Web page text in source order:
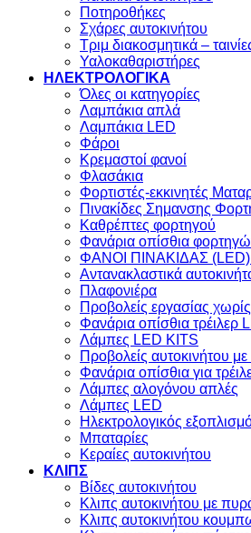
Ποτηροθήκες
Σχάρες αυτοκινήτου
Τριμ διακοσμητικά –
Υαλοκαθαριστήρες
ΗΛΕΚΤΡΟΛΟΓΙΚΑ
Όλες οι κατηγορίες
Λαμπάκια απλά
Λαμπάκια LED
Φάροι
Κρεμαστοί φανοί
Φλασάκια
Φορτιστές-εκκινητές
Πινακίδες Σημανσης
Kαθρέπτες φορτηγού
Φανάρια οπίσθια
ΦΑΝΟΙ ΠΙΝΑΚΙΔΑΣ (LED)
Aντανακλαστικά
Πλαφονιέρα
Προβολείς εργασίας
Φανάρια οπίσθια τρέιλερ
Λάμπες LED KITS
Προβολείς αυτοκινήτου
Φανάρια οπίσθια για
Λάμπες αλογόνου απλές
Λάμπες LED
Ηλεκτρολογικός
Μπαταρίες
Κεραίες αυτοκινήτου
ΚΛΙΠΣ
Βίδες αυτοκινήτου
Kλιπς αυτοκινήτου με
Kλιπς αυτοκινήτου